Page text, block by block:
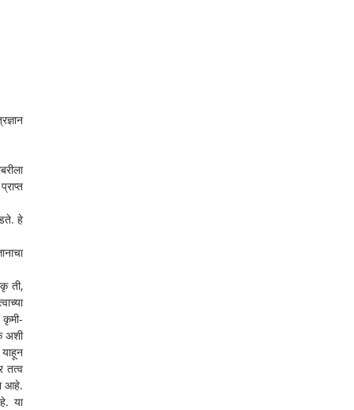
हे
ती,
कृमी-
अशी
याहून
तत्व
आहे.
या